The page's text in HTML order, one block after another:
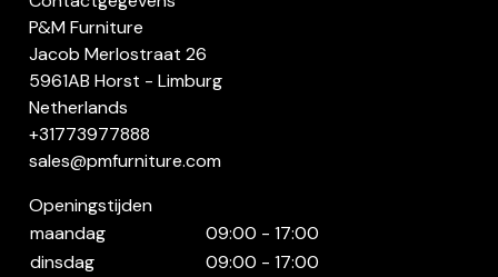
P&M Furniture
Jacob Merlostraat 26
5961AB Horst - Limburg
Netherlands
+31773977888
sales@pmfurniture.com
Openingstijden
maandag
09:00 - 17:00
dinsdag
09:00 - 17:00